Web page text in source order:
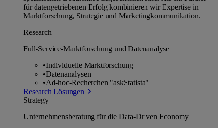
für datengetriebenen Erfolg kombinieren wir Expertise in
Marktforschung, Strategie und Marketingkommunikation.
Research
Full-Service-Marktforschung und Datenanalyse
•Individuelle Marktforschung
•Datenanalysen
•Ad-hoc-Recherchen "askStatista"
Research Lösungen
Strategy
Unternehmens­beratung für die Data-Driven Economy